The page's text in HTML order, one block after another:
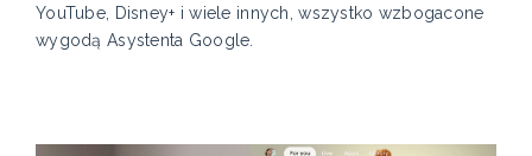
YouTube, Disney+ i wiele innych, wszystko wzbogacone
wygodą Asystenta Google.